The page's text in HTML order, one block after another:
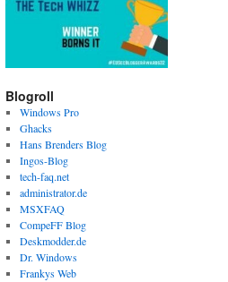
Blogroll
Windows Pro
Ghacks
Hans Brenders Blog
Ingos-Blog
tech-faq.net
administrator.de
MSXFAQ
CompeFF Blog
Deskmodder.de
Dr. Windows
Frankys Web